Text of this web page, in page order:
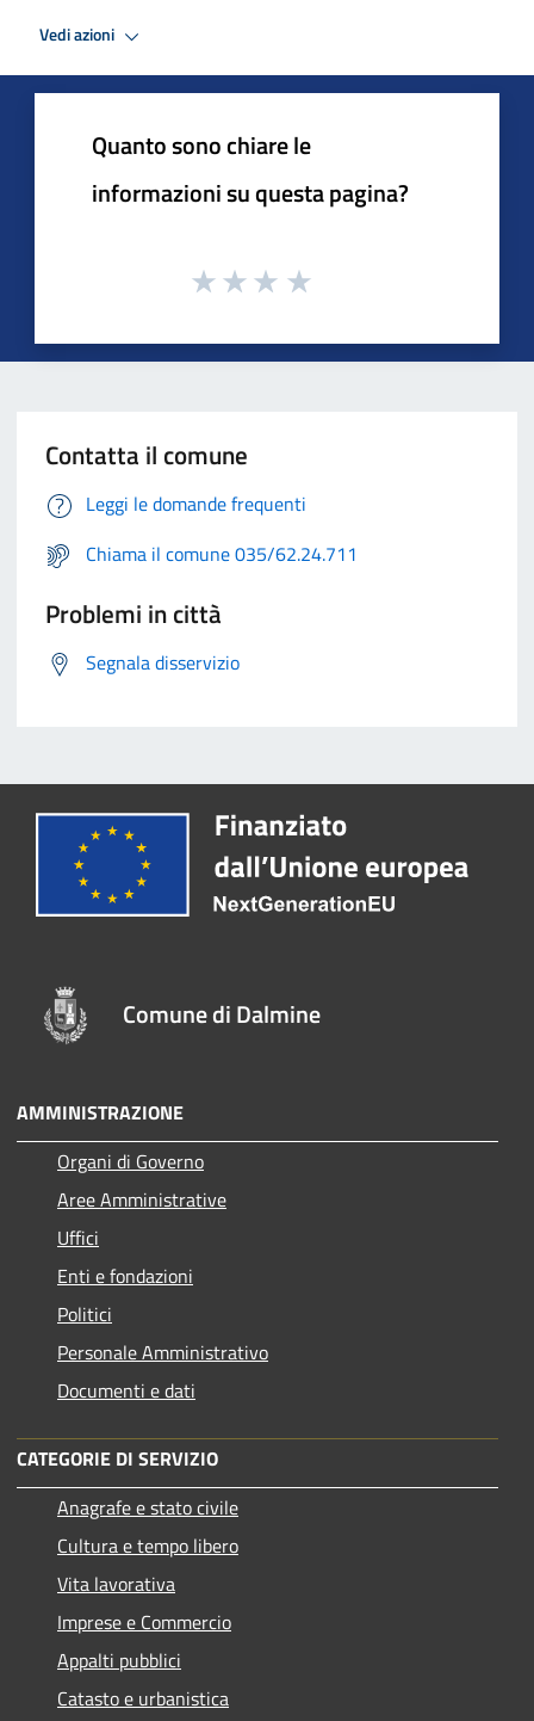
Vedi azioni
Quanto sono chiare le
informazioni su questa pagina?
Contatta il comune
Leggi le domande frequenti
Chiama il comune 035/62.24.711
Problemi in città
Segnala disservizio
Comune di Dalmine
AMMINISTRAZIONE
Organi di Governo
Aree Amministrative
Uffici
Enti e fondazioni
Politici
Personale Amministrativo
Documenti e dati
CATEGORIE DI SERVIZIO
Anagrafe e stato civile
Cultura e tempo libero
Vita lavorativa
Imprese e Commercio
Appalti pubblici
Catasto e urbanistica